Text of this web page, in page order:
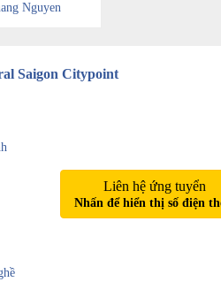
Nguyen
Saigon Citypoint
Liên hệ ứng tuyển
Nhấn để hiển thị số điện